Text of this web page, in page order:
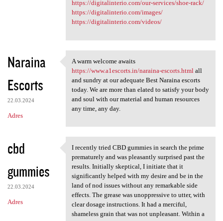
https://digitalinterio.com/our-services/shoe-rack/
https://digitalinterio.com/images/
https://digitalinterio.com/videos/
Naraina
Escorts
22.03.2024
Adres
A warm welcome awaits https:/
A warm welcome awaits
https://www.a1escorts.in/naraina-escorts.html all
and sundry at our adequate Best Naraina escorts
today. We are more than elated to satisfy your body
and soul with our material and human resources
any time, any day.
cbd
gummies
22.03.2024
Adres
I recently tried CBD gummies
I recently tried CBD gummies in search the prime
prematurely and was pleasantly surprised past the
results. Initially skeptical, I initiate that it
significantly helped with my desire and be in the
land of nod issues without any remarkable side
effects. The grease was unoppressive to utter, with
clear dosage instructions. It had a merciful,
shameless grain that was not unpleasant. Within a